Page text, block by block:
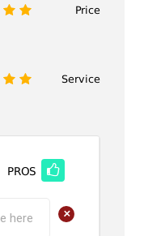
Price
5
Service
5
PROS
+